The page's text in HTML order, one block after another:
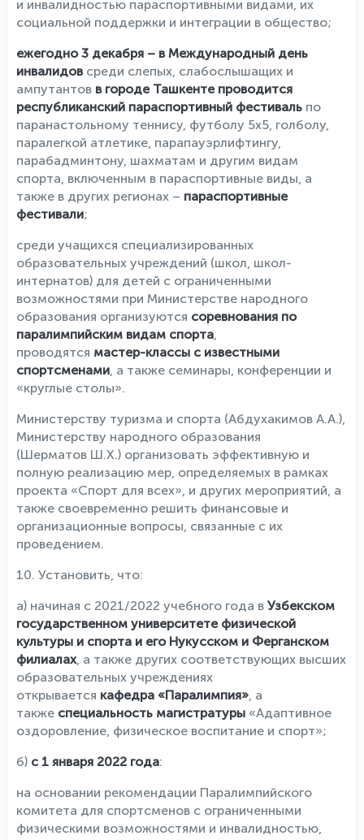
и инвалидностью параспортивными видами, их
социальной поддержки и интеграции в общество;
ежегодно 3 декабря – в Международный день
инвалидовсреди слепых, слабослышащих и
ампутантов в городе Ташкенте проводится
республиканский параспортивный фестиваль по
паранастольному теннису, футболу 5х5, голболу,
паралегкой атлетике, парапауэрлифтингу,
парабадминтону, шахматам и другим видам
спорта, включенным в параспортивные виды, а
также в других регионах – параспортивные
фестивали;
среди учащихся специализированных
образовательных учреждений (школ, школ-
интернатов) для детей с ограниченными
возможностями при Министерстве народного
образования организуются соревнования по
паралимпийским видам спорта,
проводятся мастер-классы с известными
спортсменами, а также семинары, конференции и
«круглые столы».
Министерству туризма и спорта (Абдухакимов А.А.),
Министерству народного образования
(Шерматов Ш.Х.) организовать эффективную и
полную реализацию мер, определяемых в рамках
проекта «Спорт для всех», и других мероприятий, а
также своевременно решить финансовые и
организационные вопросы, связанные с их
проведением.
10. Установить, что:
а) начиная с 2021/2022 учебного года в Узбекском
государственном университете физической
культуры и спорта и его Нукусском и Ферганском
филиалах, а также других соответствующих высших
образовательных учреждениях
открывается кафедра «Паралимпия», а
также специальность магистратуры «Адаптивное
оздоровление, физическое воспитание и спорт»;
б) с 1 января 2022 года:
на основании рекомендации Паралимпийского
комитета для спортсменов с ограниченными
физическими возможностями и инвалидностью,